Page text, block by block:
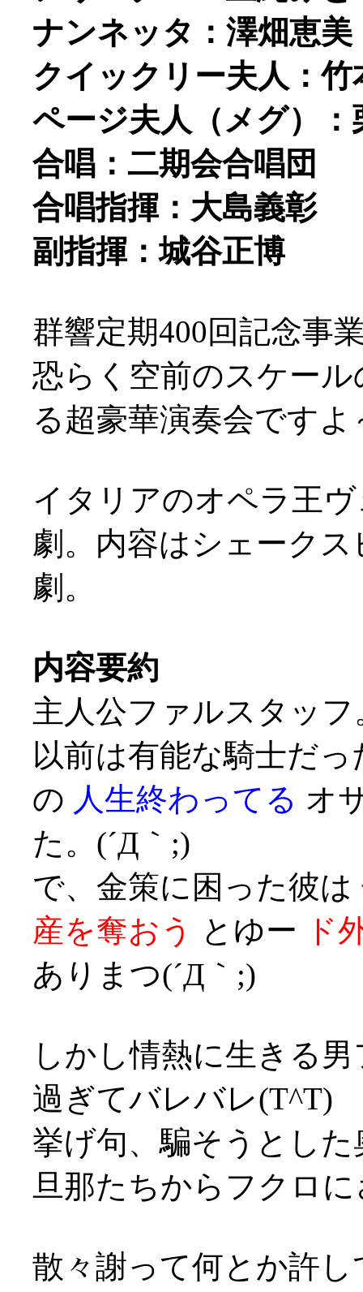
ナンネッタ：澤畑恵美
クイックリー夫人：竹
ページ夫人（メグ）：
合唱：二期会合唱団
合唱指揮：大島義彰
副指揮：城谷正博
群響定期400回記念事
恐らく空前のスケー
る超豪華演奏会です
イタリアのオペラ王
劇。内容はシェーク
劇。
内容要約
主人公ファルスタッフ
以前は有能な騎士だ
の 人生終わってる オ
た。(´Д｀;)
で、金策に困った彼は
産を奪おう
とゆー
ド
ありまつ(´Д｀;)
しかし情熱に生きる
過ぎてバレバレ(T^T)
挙げ句、騙そうとし
旦那たちからフクロ
散々謝って何とか許